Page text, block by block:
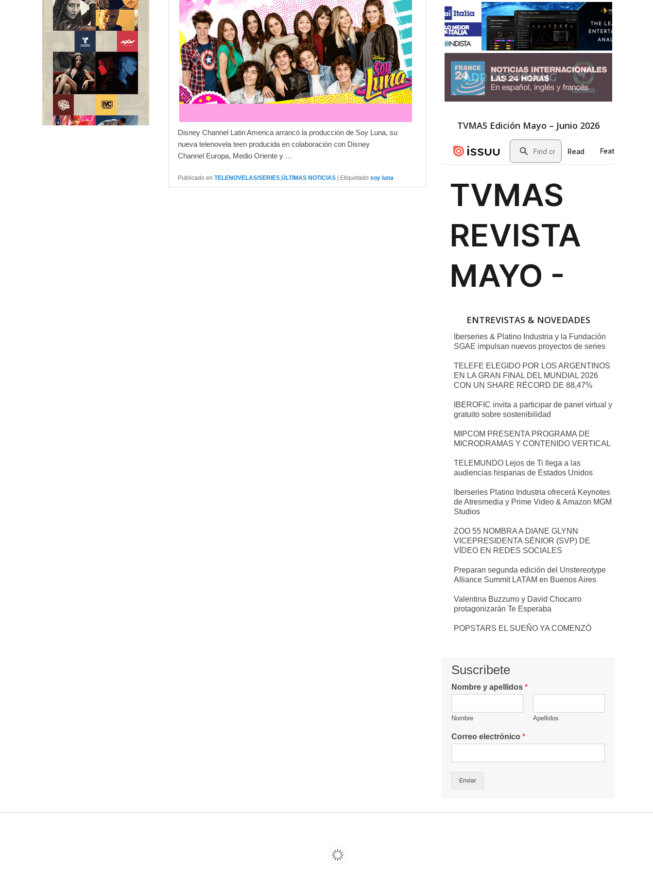
Disney Channel Latin America arrancó la producción de Soy Luna, su
nueva telenovela teen producida en colaboración con Disney
Channel Europa, Medio Oriente y …
Publicado en TELENOVELAS/SERIES,ÚLTIMAS NOTICIAS Etiquetado soy luna
TVMAS Edición Mayo – Junio 2026
ENTREVISTAS & NOVEDADES
Iberseries & Platino Industria y la Fundación
SGAE impulsan nuevos proyectos de series
TELEFE ELEGIDO POR LOS ARGENTINOS
EN LA GRAN FINAL DEL MUNDIAL 2026
CON UN SHARE RÉCORD DE 88,47%
IBEROFIC invita a participar de panel virtual y
gratuito sobre sostenibilidad
MIPCOM PRESENTA PROGRAMA DE
MICRODRAMAS Y CONTENIDO VERTICAL
TELEMUNDO Lejos de Ti llega a las
audiencias hispanas de Estados Unidos
Iberseries Platino Industria ofrecerá Keynotes
de Atresmedia y Prime Video & Amazon MGM
Studios
ZOO 55 NOMBRA A DIANE GLYNN
VICEPRESIDENTA SÉNIOR (SVP) DE
VÍDEO EN REDES SOCIALES
Preparan segunda edición del Unstereotype
Alliance Summit LATAM en Buenos Aires
Valentina Buzzurro y David Chocarro
protagonizarán Te Esperaba
POPSTARS EL SUEÑO YA COMENZÓ
Suscribete
Nombre y apellidos *
Nombre Apellidos
Correo electrónico *
Enviar